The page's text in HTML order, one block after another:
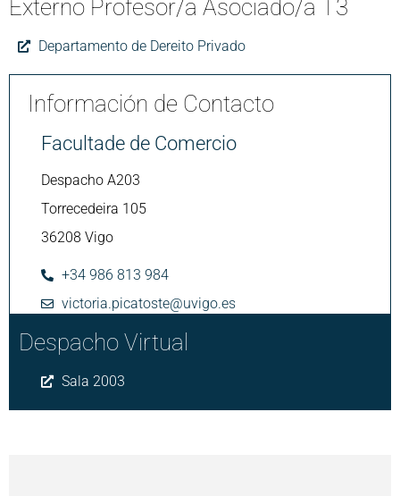
Externo Profesor/a Asociado/a T3
Departamento de Dereito Privado
Información de Contacto
Facultade de Comercio
Despacho A203
Torrecedeira 105
36208 Vigo
+34 986 813 984
victoria.picatoste@uvigo.es
Despacho Virtual
Sala 2003